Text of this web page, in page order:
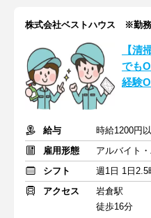
株式会社ベストハウス ※勤
【清
でも
経験
給与
時給1200円
雇用形態
アルバイト
シフト
週1日 1日2.5
アクセス
岩倉駅
徒歩16分